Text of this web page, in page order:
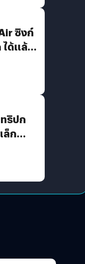
ซิงก์
ได้แล้ว
ริปก
ล็ก